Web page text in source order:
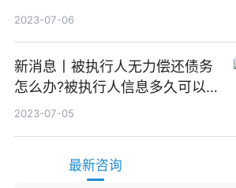
2023-07-06
新消息丨被执行人无力偿还债务
怎么办?被执行人信息多久可以
消除?
2023-07-05
最新咨询